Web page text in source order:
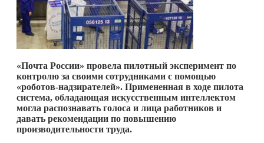
«Почта России» провела пилотный эксперимент по
контролю за своими сотрудниками с помощью
«роботов-надзирателей». Примененная в ходе пилота
система, обладающая искусственным интеллектом
могла распознавать голоса и лица работников и
давать рекомендации по повышению
производительности труда.